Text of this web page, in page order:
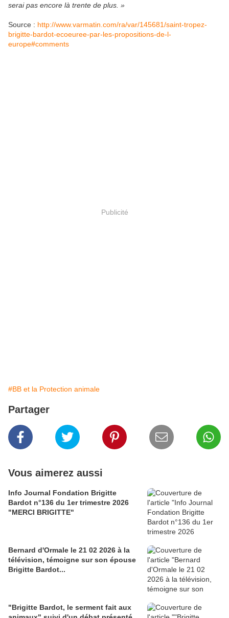
serai pas encore là trente de plus. »
Source : http://www.varmatin.com/ra/var/145681/saint-tropez-
brigitte-bardot-ecoeuree-par-les-propositions-de-l-
europe#comments
Publicité
#BB et la Protection animale
Partager
Vous aimerez aussi
Info Journal Fondation Brigitte
Bardot n°136 du 1er trimestre 2026
"MERCI BRIGITTE"
Bernard d'Ormale le 21 02 2026 à la
télévision, témoigne sur son épouse
Brigitte Bardot...
"Brigitte Bardot, le serment fait aux